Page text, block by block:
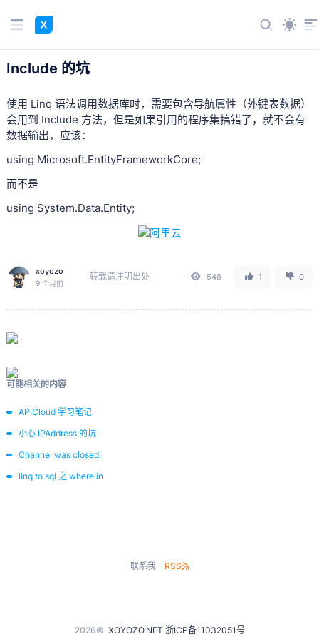
Include 的坑
使用 Linq 语法调用数据库时，需要包含导航属性（外键表数据）
会用到 Include 方法，但是如果引用的程序集搞错了，就不会有
数据输出，应该：
using Microsoft.EntityFrameworkCore;
而不是
using System.Data.Entity;
xoyozo
9 个月前
转载请注明出处 548 1 0
可能相关的内容
APICloud 学习笔记
小心 IPAddress 的坑
Channel was closed.
linq to sql 之 where in
2026© XOYOZO.NET 浙ICP备11032051号
联系我 RSS